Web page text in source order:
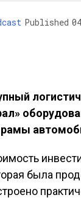
Published
была